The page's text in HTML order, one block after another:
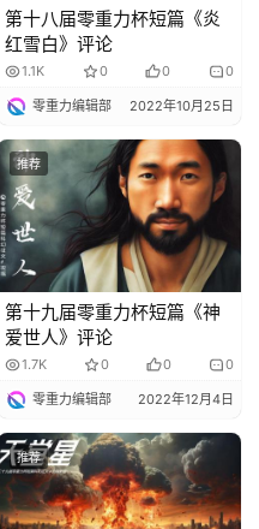
第十八届零重力杯短篇《炎
红雪白》评论
1.1K 0 0 0
零重力编辑部 2022年10月25日
推荐
第十九届零重力杯短篇《神
爱世人》评论
1.7K 0 0 0
零重力编辑部 2022年12月4日
推荐